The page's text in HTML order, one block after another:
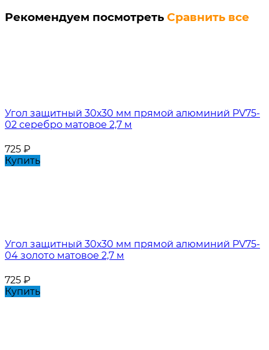
Рекомендуем посмотреть Сравнить все
Угол защитный 30х30 мм прямой алюминий PV75-
02 серебро матовое 2,7 м
725 ₽
Купить
Угол защитный 30х30 мм прямой алюминий PV75-
04 золото матовое 2,7 м
725 ₽
Купить